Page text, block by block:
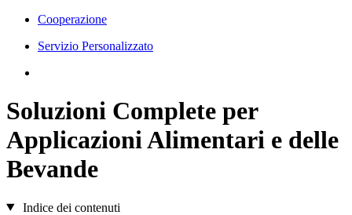
Cooperazione
Servizio Personalizzato
Soluzioni Complete per
Applicazioni Alimentari e delle
Bevande
Indice dei contenuti